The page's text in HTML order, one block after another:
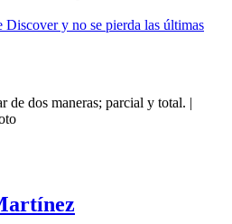
y no se pierda las últimas
de dos maneras; parcial y total. |